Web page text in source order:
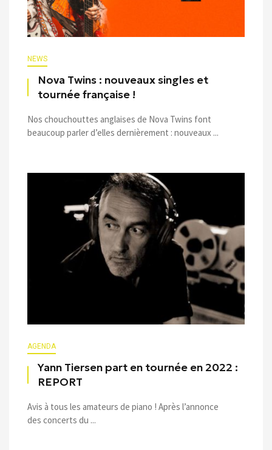
NEWS
Nova Twins : nouveaux singles et
tournée française !
Nos chouchouttes anglaises de Nova Twins font
beaucoup parler d’elles dernièrement : nouveaux ...
AGENDA
Yann Tiersen part en tournée en 2022 :
REPORT
Avis à tous les amateurs de piano ! Après l’annonce
des concerts du ...